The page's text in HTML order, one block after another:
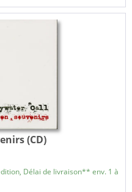
(CD)
Délai de livraison** env. 1 à